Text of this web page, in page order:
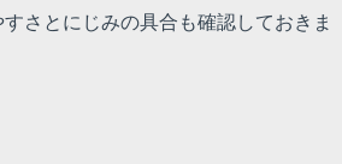
さとにじみの具合も確認しておきま